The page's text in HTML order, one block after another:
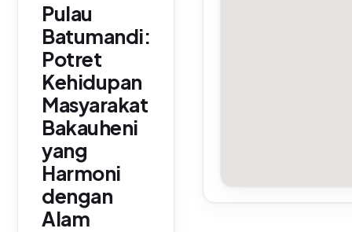
Pulau
Batumandi:
Potret
Kehidupan
Masyarakat
Bakauheni
yang
Harmoni
dengan
Alam